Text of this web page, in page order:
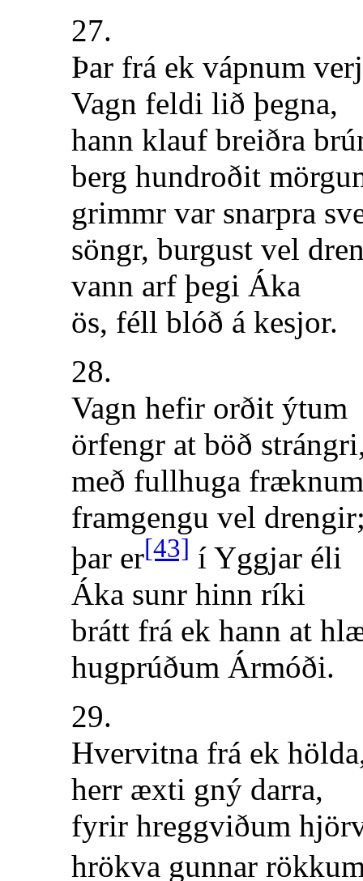
27.
Þar frá ek vápnum
Vagn feldi lið þegna,
hann klauf breiðra
berg hundroðit
grimmr var snarpra
söngr, burgust vel
vann arf þegi Áka
ös, féll blóð á kesjor.
28.
Vagn hefir orðit ýtum
örfengr at böð
með fullhuga fræknum
framgengu vel
þar er[43] í Yggjar éli
Áka sunr hinn ríki
brátt frá ek hann at
hugprúðum Ármóði.
29.
Hvervitna frá ek
herr æxti gný darra,
fyrir hreggviðum
hrökva gunnar